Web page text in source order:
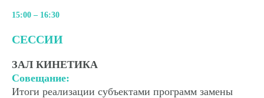
15:00 – 16:30
СЕССИИ
ЗАЛ КИНЕТИКА
Совещание:
Итоги реализации субъектами программ замены